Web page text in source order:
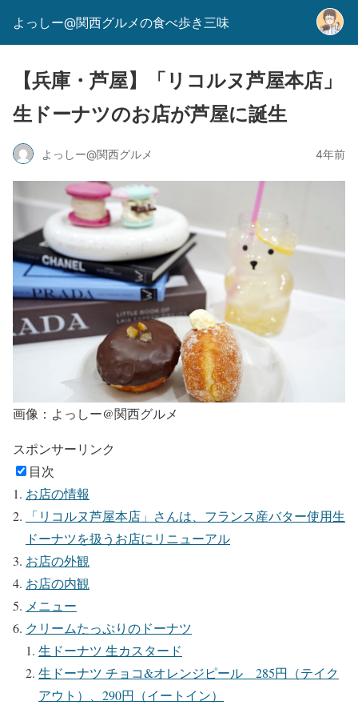
よっしー@関西グルメの食べ歩き三味
【兵庫・芦屋】「リコルヌ芦屋本店」
生ドーナツのお店が芦屋に誕生
よっしー@関西グルメ 4年前
画像：よっしー@関西グルメ
スポンサーリンク
目次
お店の情報
「リコルヌ芦屋本店」さんは、フランス産バター使用生
ドーナツを扱うお店にリニューアル
お店の外観
お店の内観
メニュー
クリームたっぷりのドーナツ
生ドーナツ 生カスタード
生ドーナツ チョコ&オレンジピール 285円（テイク
アウト）、290円（イートイン）